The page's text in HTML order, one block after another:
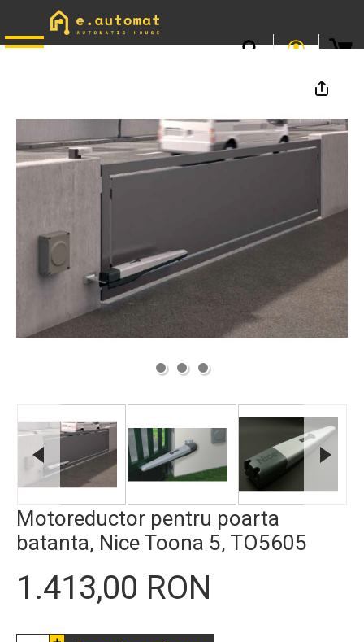
📞0746.301.381· L–V 9–17 · Livrare gratuită peste 500 lei
Motoreductor pentru poarta
batanta, Nice Toona 5, TO5605
1.413,00 RON